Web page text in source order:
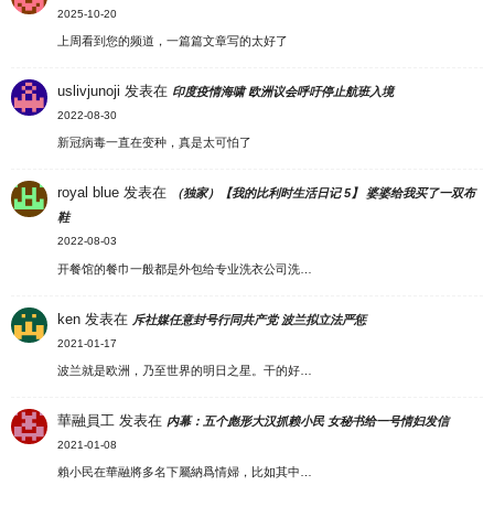
2025-10-20
上周看到您的频道，一篇篇文章写的太好了
uslivjunoji 发表在 印度疫情海啸 欧洲议会呼吁停止航班入境
2022-08-30
新冠病毒一直在变种，真是太可怕了
royal blue 发表在
（独家）【我的比利时生活日记 5】 婆婆给我买了一双布
鞋
2022-08-03
开餐馆的餐巾一般都是外包给专业洗衣公司洗…
ken 发表在 斥社媒任意封号行同共产党 波兰拟立法严惩
2021-01-17
波兰就是欧洲，乃至世界的明日之星。干的好…
華融員工 发表在 内幕：五个彪形大汉抓赖小民 女秘书给一号情妇发信
2021-01-08
賴小民在華融將多名下屬納爲情婦，比如其中…